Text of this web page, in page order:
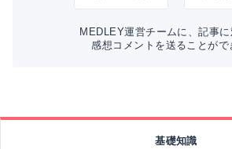
MEDLEY運営チームに、記事
感想コメントを送ることがで
基礎知識